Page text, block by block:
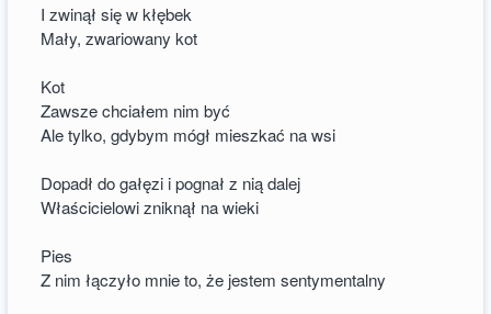
I zwinął się w kłębek
Mały, zwariowany kot
Kot
Zawsze chciałem nim być
Ale tylko, gdybym mógł mieszkać na wsi
Dopadł do gałęzi i pognał z nią dalej
Właścicielowi zniknął na wieki
Pies
Z nim łączyło mnie to, że jestem sentymentalny